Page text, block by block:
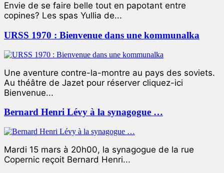
Envie de se faire belle tout en papotant entre
copines? Les spas Yullia de...
URSS 1970 : Bienvenue dans une kommunalka
Une aventure contre-la-montre au pays des soviets.
Au théâtre de Jazet pour réserver cliquez-ici
Bienvenue...
Bernard Henri Lévy à la synagogue …
Mardi 15 mars à 20h00, la synagogue de la rue
Copernic reçoit Bernard Henri...